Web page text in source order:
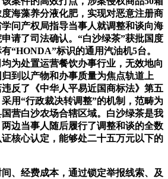
海藻养分液化肥，实现对恶意注册商
问产权局指导当事人就调整和谈向海
请了司法确认。“白沙绿茶”获批国度
“HONDA”标识的通用汽油机5台。
为处置运营餐饮办事行业，无效地向
到以产物和办事质量为焦点轨道上
反了《中华人平易近国商标法》第五
用“行政裁决转调整”的机制，范畴为
营白沙农场合辖区域。白沙绿茶是我
边当事人随后履行了调整和谈的全数
核心认定，能够处二十五万元以下的
经费成本，通过锁定举报线索、及